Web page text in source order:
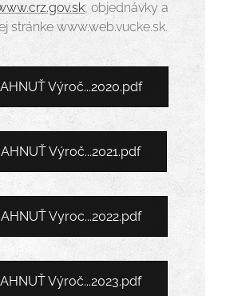
, objednávky a
stránke www.web.vucke.sk.
Výroč...2020.pdf
Výroč...2021.pdf
Vyroc...2022.pdf
Výroč...2023.pdf